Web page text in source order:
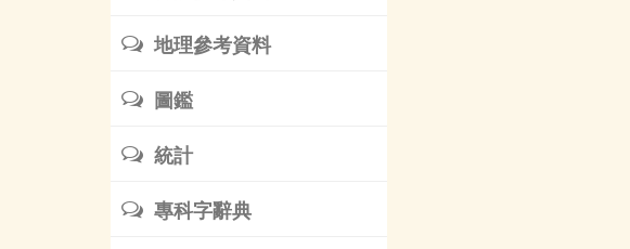
地理參考資料
圖鑑
統計
專科字辭典